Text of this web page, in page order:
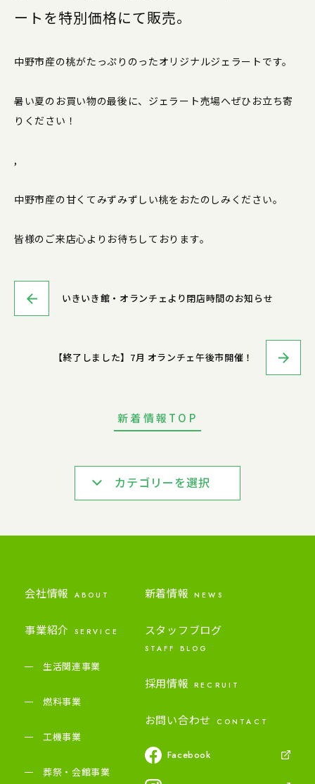
ートを特別価格にて販売。
中野市産の桃がたっぷりのったオリジナルジェラートです。
暑い夏のお買い物の最後に、ジェラート売場へぜひお立ち寄
りください！
,
中野市産の甘くてみずみずしい桃をおたのしみください。
皆様のご来店心よりお待ちしております。
いきいき館・オランチェより閉店時間のお知らせ
新着情報TOP
【終了しました】7月 オランチェ午後市開催！
カテゴリーを選択
会社情報 ABOUT
事業紹介 SERVICE
生活関連事業
燃料事業
工機事業
葬祭・会館事業
新着情報 NEWS
スタッフブログ
STAFF BLOG
採用情報 RECRUIT
お問い合わせ CONTACT
Facebook